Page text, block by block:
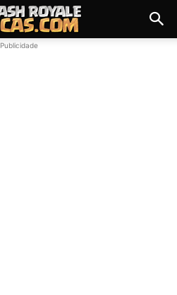
Publicidade